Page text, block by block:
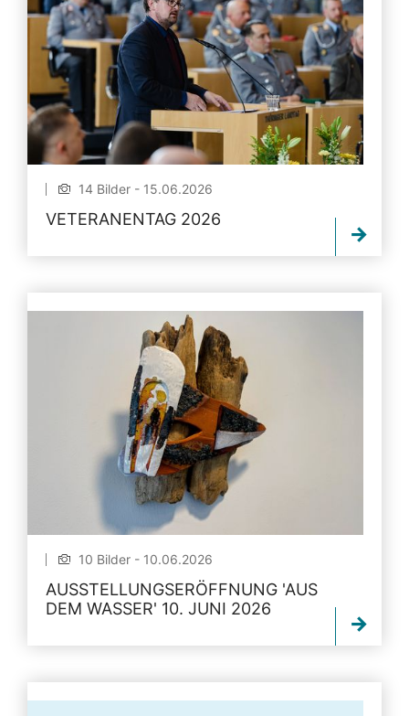
14 Bilder - 15.06.2026
VETERANENTAG 2026
10 Bilder - 10.06.2026
AUSSTELLUNGSERÖFFNUNG 'AUS
DEM WASSER' 10. JUNI 2026